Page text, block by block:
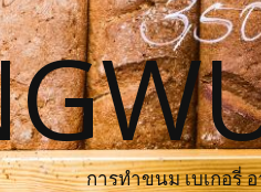
การทำขนม เบเกอรี่